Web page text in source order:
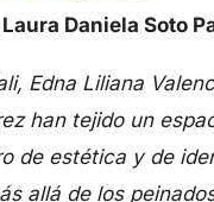
Daniela Soto
Edna Liliana
han tejido un
de estética y de
allá de los